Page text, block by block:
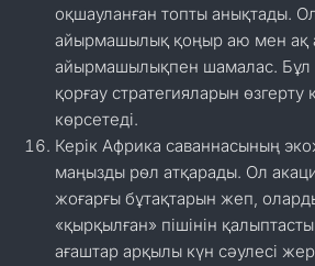
оқшауланған топты анықтады.
айырмашылық қоңыр аю мен ақ
айырмашылықпен шамалас. Бұл
қорғау стратегияларын өзгерту
көрсетеді.
Керік Африка саваннасының
маңызды рөл атқарады. Ол
жоғарғы бұтақтарын жеп,
«қырқылған» пішінін
ағаштар арқылы күн сәулесі